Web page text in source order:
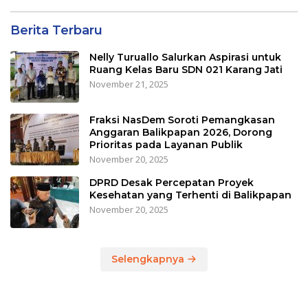
Berita Terbaru
Nelly Turuallo Salurkan Aspirasi untuk
Ruang Kelas Baru SDN 021 Karang Jati
November 21, 2025
Fraksi NasDem Soroti Pemangkasan
Anggaran Balikpapan 2026, Dorong
Prioritas pada Layanan Publik
November 20, 2025
DPRD Desak Percepatan Proyek
Kesehatan yang Terhenti di Balikpapan
November 20, 2025
Selengkapnya